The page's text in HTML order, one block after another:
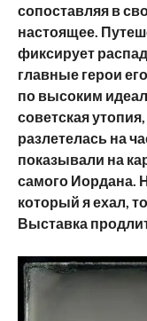
сопоставляя в
настоящее.
фиксирует
главные герои
по высоким
советская
разлетелась на
показывали на
самого Иордана.
который я ехал,
Выставка